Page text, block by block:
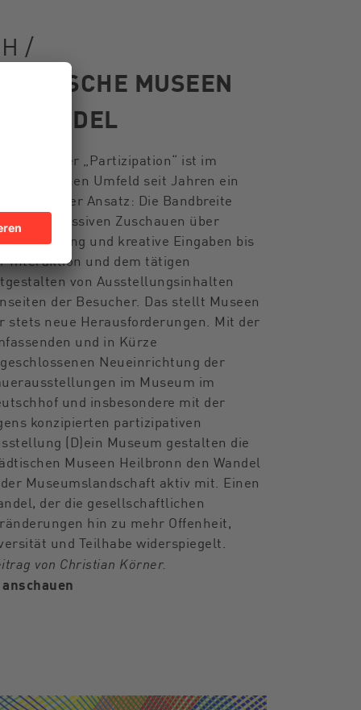
/
MUSEEN
WANDEL
Begriff der „Partizipation“ ist im
Umfeld seit Jahren ein
Ansatz: Die Bandbreite
vom passiven Zuschauen über
und kreative Eingaben bis
Interaktion und dem tätigen
von Ausstellungsinhalten
der Besucher. Das stellt Museen
stets neue Herausforderungen. Mit der
und in Kürze
Neueinrichtung der
im Museum im
und insbesondere mit der
konzipierten partizipativen
(D)ein Museum gestalten die
Museen Heilbronn den Wandel
Museumslandschaft aktiv mit. Einen
der die gesellschaftlichen
hin zu mehr Offenheit,
und Teilhabe widerspiegelt.
von Christian Körner.
anschauen